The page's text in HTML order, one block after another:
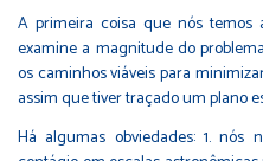
A primeira coisa que nós temos
examine a magnitude do
os caminhos viáveis para
assim que tiver traçado um plano
Há algumas obviedades: 1. nós